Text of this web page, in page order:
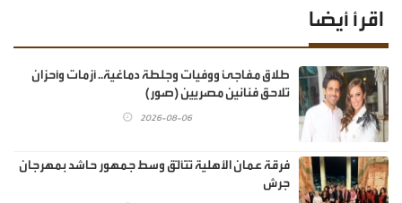
اقرأ أيضا
طلاق مفاجئ ووفيات وجلطة دماغية.. أزمات وأحزان
تلاحق فنانين مصريين (صور)
2026-08-06
فرقة عمان الأهلية تتألّق وسط جمهور حاشد بمهرجان
جرش